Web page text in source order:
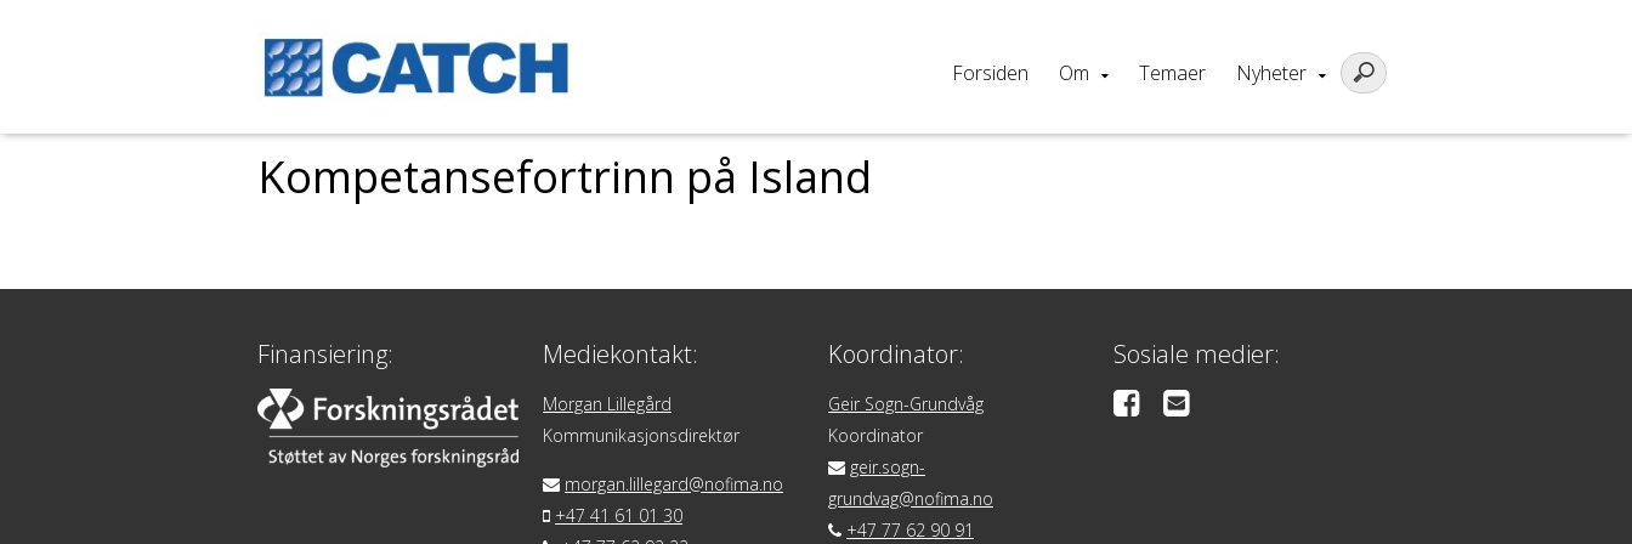
Forsiden Om Temaer Nyheter
Kompetansefortrinn på Island
Finansiering: Mediekontakt:
Morgan Lillegård
Kommunikasjonsdirektør
morgan.lillegard@nofima.no
+47 41 61 01 30
Koordinator:
Geir Sogn-Grundvåg
Koordinator
geir.sogn-
grundvag@nofima.no
+47 77 62 90 91
Sosiale medier: